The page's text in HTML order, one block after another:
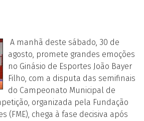
A manhã deste sábado, 30 de
agosto, promete grandes emoções
no Ginásio de Esportes João Bayer
Filho, com a disputa das semifinais
do Campeonato Municipal de
organizada pela Fundação
(FME), chega à fase decisiva após